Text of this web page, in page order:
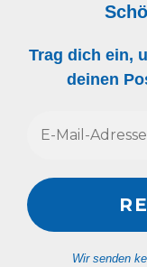
Trag dich ein,
deinen
Wir senden